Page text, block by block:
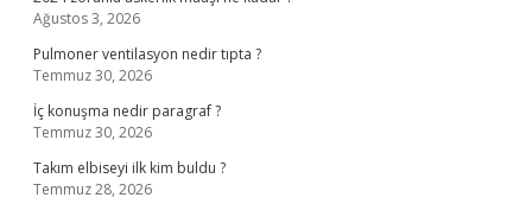
Ağustos 3, 2026
Pulmoner ventilasyon nedir tıpta ?
Temmuz 30, 2026
İç konuşma nedir paragraf ?
Temmuz 30, 2026
Takım elbiseyi ilk kim buldu ?
Temmuz 28, 2026